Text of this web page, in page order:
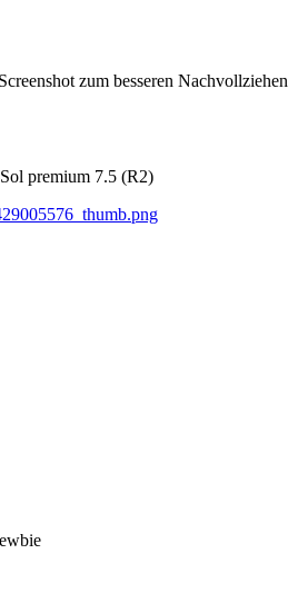
zum besseren Nachvollziehen
premium 7.5 (R2)